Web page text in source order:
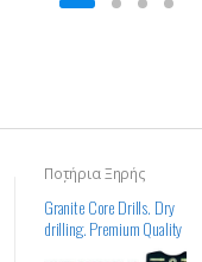
Ποτήρια Ξηρής
Διάτρησης
Granite Core Drills. Dry
drilling. Premium Quality